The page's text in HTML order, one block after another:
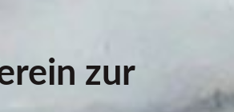
zur